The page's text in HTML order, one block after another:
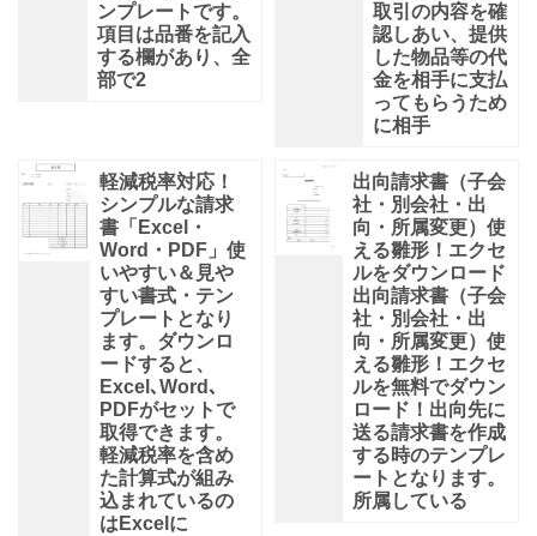
ンプレートです。
項目は品番を記入
する欄があり、全
部で2
取引の内容を確
認しあい、提供
した物品等の代
金を相手に支払
ってもらうため
に相手
軽減税率対応！
シンプルな請求
書「Excel・
Word・PDF」使
いやすい＆見や
すい書式・テン
プレートとなり
ます。ダウンロ
ードすると、
Excel､Word､
PDFがセットで
取得できます。
軽減税率を含め
た計算式が組み
込まれているの
はExcelに
出向請求書（子会
社・別会社・出
向・所属変更）使
える雛形！エクセ
ルをダウンロード
出向請求書（子会
社・別会社・出
向・所属変更）使
える雛形！エクセ
ルを無料でダウン
ロード！出向先に
送る請求書を作成
する時のテンプレ
ートとなります。
所属している